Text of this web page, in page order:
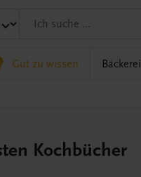
Gut zu wissen Bäckerei
Kochbücher